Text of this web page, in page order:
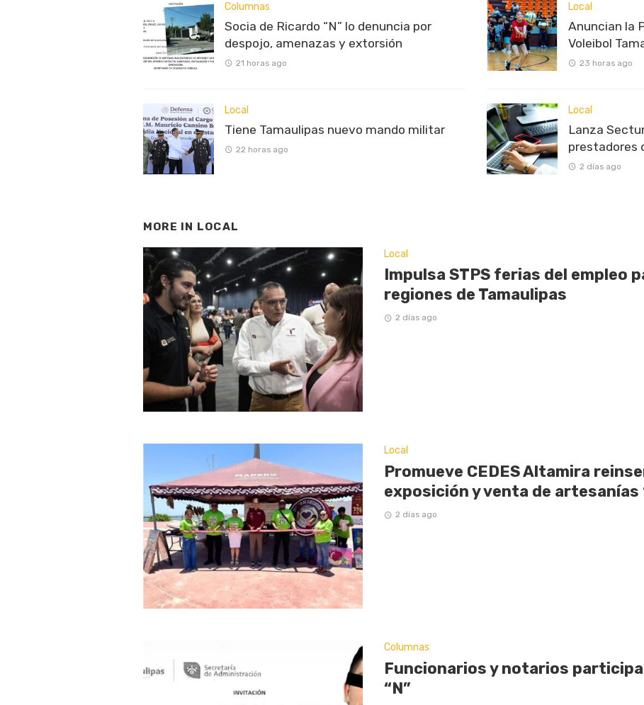
Columnas
Socia de Ricardo “N” lo denuncia por
despojo, amenazas y extorsión
21 horas ago
Local
Tiene Tamaulipas nuevo mando militar
22 horas ago
Local
Anuncian la
Voleibol
23 horas ago
Local
Lanza
prestadores
2 días ago
MORE IN LOCAL
Local
Impulsa STPS ferias del empleo
regiones de Tamaulipas
2 días ago
Local
Promueve CEDES Altamira
exposición y venta de artesanías
2 días ago
Columnas
Funcionarios y notarios
“N”